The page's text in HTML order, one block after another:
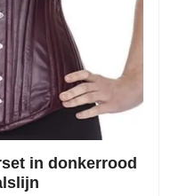
in donkerrood